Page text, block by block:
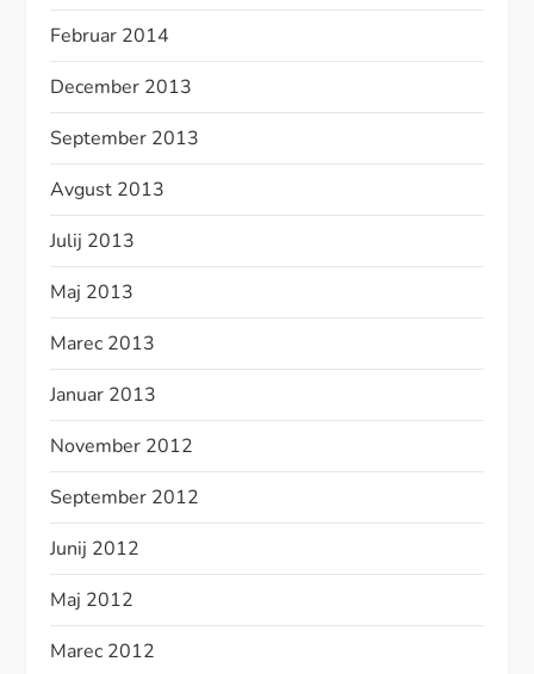
Februar 2014
December 2013
September 2013
Avgust 2013
Julij 2013
Maj 2013
Marec 2013
Januar 2013
November 2012
September 2012
Junij 2012
Maj 2012
Marec 2012